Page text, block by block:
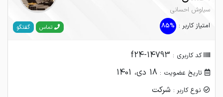
سیاوش احسانی
امتیاز کاربر : 85% تماس گفتگو
کد کاربری : f24-14793
تاریخ عضویت : 18 دی، 1401
نوع کاربر : شرکت